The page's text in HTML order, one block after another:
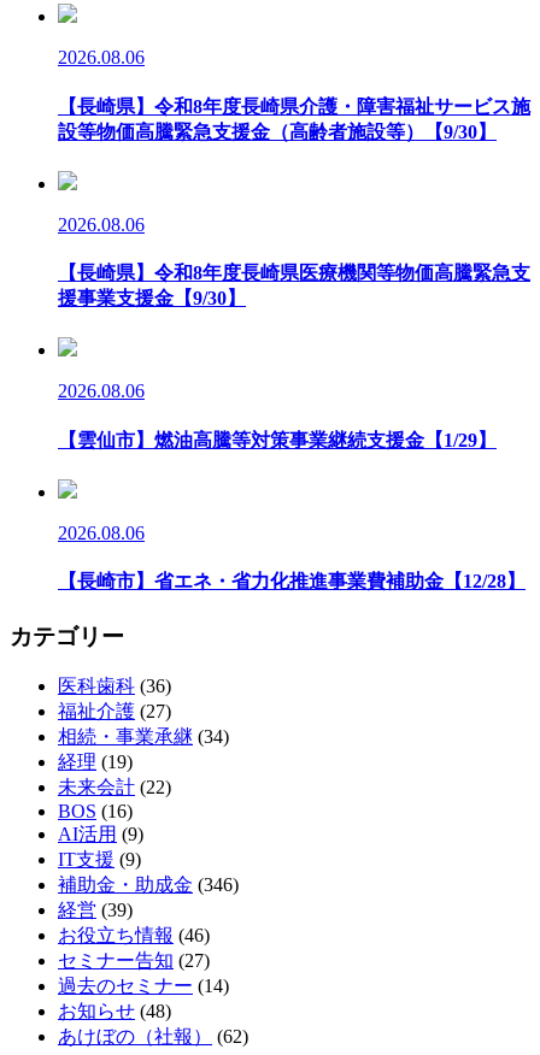
2026.08.06
【長崎県】令和8年度長崎県介護・障害福祉サービス施
設等物価高騰緊急支援金（高齢者施設等）【9/30】
2026.08.06
【長崎県】令和8年度長崎県医療機関等物価高騰緊急支
援事業支援金【9/30】
2026.08.06
【雲仙市】燃油高騰等対策事業継続支援金【1/29】
2026.08.06
【長崎市】省エネ・省力化推進事業費補助金【12/28】
カテゴリー
医科歯科 (36)
福祉介護 (27)
相続・事業承継 (34)
経理 (19)
未来会計 (22)
BOS (16)
AI活用 (9)
IT支援 (9)
補助金・助成金 (346)
経営 (39)
お役立ち情報 (46)
セミナー告知 (27)
過去のセミナー (14)
お知らせ (48)
あけぼの（社報）
(62)